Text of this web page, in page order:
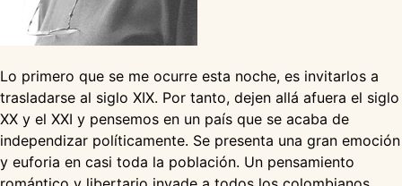
Lo primero que se me ocurre esta noche, es invitarlos a
trasladarse al siglo XIX. Por tanto, dejen allá afuera el siglo
XX y el XXI y pensemos en un país que se acaba de
independizar políticamente. Se presenta una gran emoción
y euforia en casi toda la población. Un pensamiento